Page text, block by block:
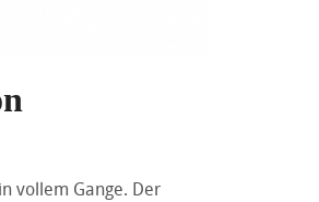
vollem Gange. Der